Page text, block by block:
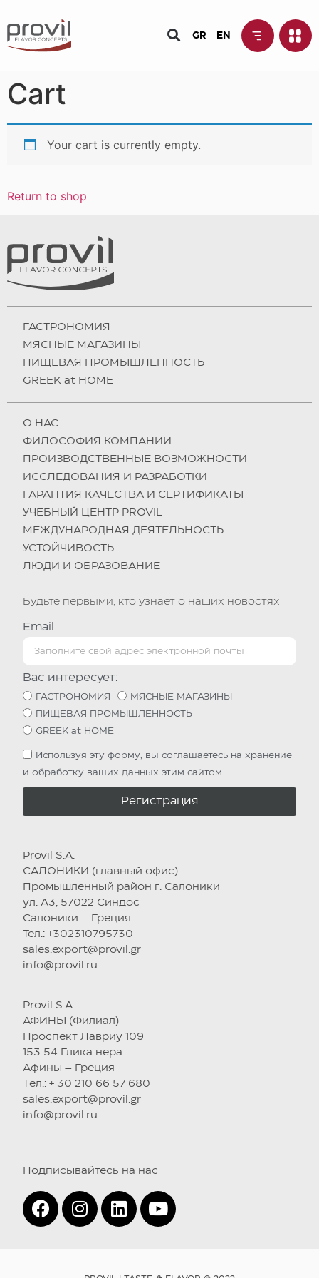
GR EN
Cart
Your cart is currently empty.
Return to shop
ГАСТРОНОМИЯ
МЯСНЫЕ МАГАЗИНЫ
ПИЩЕВАЯ ПРОМЫШЛЕННОСТЬ
GREEK at HOME
О НAC
ФИЛОСОФИЯ КОМПАНИИ
ПРОИЗВОДСТВЕННЫЕ ВОЗМОЖНОСТИ
ИССЛЕДОВАНИЯ И РАЗРАБОТКИ
ГАРАНТИЯ КАЧЕСТВА И СЕРТИФИКАТЫ
УЧЕБНЫЙ ЦЕНТР PROVIL
МЕЖДУНАРОДНАЯ ДЕЯТЕЛЬНОСТЬ
УСТОЙЧИВОСТЬ
ЛЮДИ И ОБРАЗОВАНИЕ
Будьте первыми, кто узнает о наших новостях
Email
Вас интересует:
ГАСТРОНОМИЯ
МЯСНЫЕ МАГАЗИНЫ
ПИЩЕВАЯ ПРОМЫШЛЕННОСТЬ
GREEK at HOME
Используя эту форму, вы соглашаетесь на хранение
и обработку ваших данных этим сайтом.
Регистрация
Provil S.A.
САЛОНИКИ (главный офис)
Промышленный район г. Салоники
ул. А3, 57022 Синдос
Салоники – Греция
Тел.: +302310795730
sales.export@provil.gr
info@provil.ru
Provil S.A.
АФИНЫ (Филиал)
Проспект Лавриу 109
153 54 Глика нера
Афины – Греция
Tел.: + 30 210 66 57 680
sales.export@provil.gr
info@provil.ru
Подписывайтесь на нас